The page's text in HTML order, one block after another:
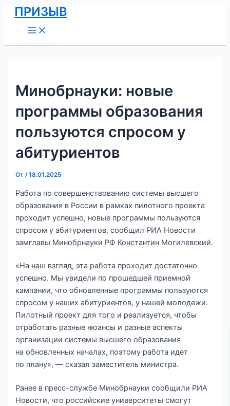
Перейти
содержимому
ПРИЗЫВ
Menu
Минобрнауки: новые
программы образования
пользуются спросом у
абитуриентов
От/18.01.2025
Работа по совершенствованию системы высшего
образования в России в рамках пилотного проекта
проходит успешно, новые программы пользуются
спросом у абитуриентов, сообщил РИА Новости
замглавы Минобрнауки РФ Константин Могилевский.
«На наш взгляд, эта работа проходит достаточно
успешно. Мы увидели по прошедшей приемной
кампании, что обновленные программы пользуются
спросом у наших абитуриентов, у нашей молодежи.
Пилотный проект для того и реализуется, чтобы
отработать разные нюансы и разные аспекты
организации системы высшего образования
на обновленных началах, поэтому работа идет
по плану», — сказал заместитель министра.
Ранее в пресс-службе Минобрнауки сообщили РИА
Новости, что российские университеты смогут
Навигация
по
записям